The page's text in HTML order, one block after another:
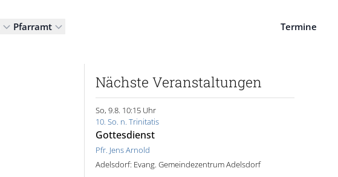
Pfarramt Termine
Nächste Veranstaltungen
So, 9.8. 10:15 Uhr
10. So. n. Trinitatis
Gottesdienst
Pfr. Jens Arnold
Adelsdorf: Evang. Gemeindezentrum Adelsdorf